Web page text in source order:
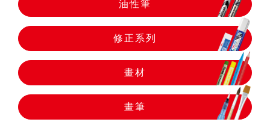
油性筆
修正系列
畫材
油性筆
修正系列
畫材
畫筆